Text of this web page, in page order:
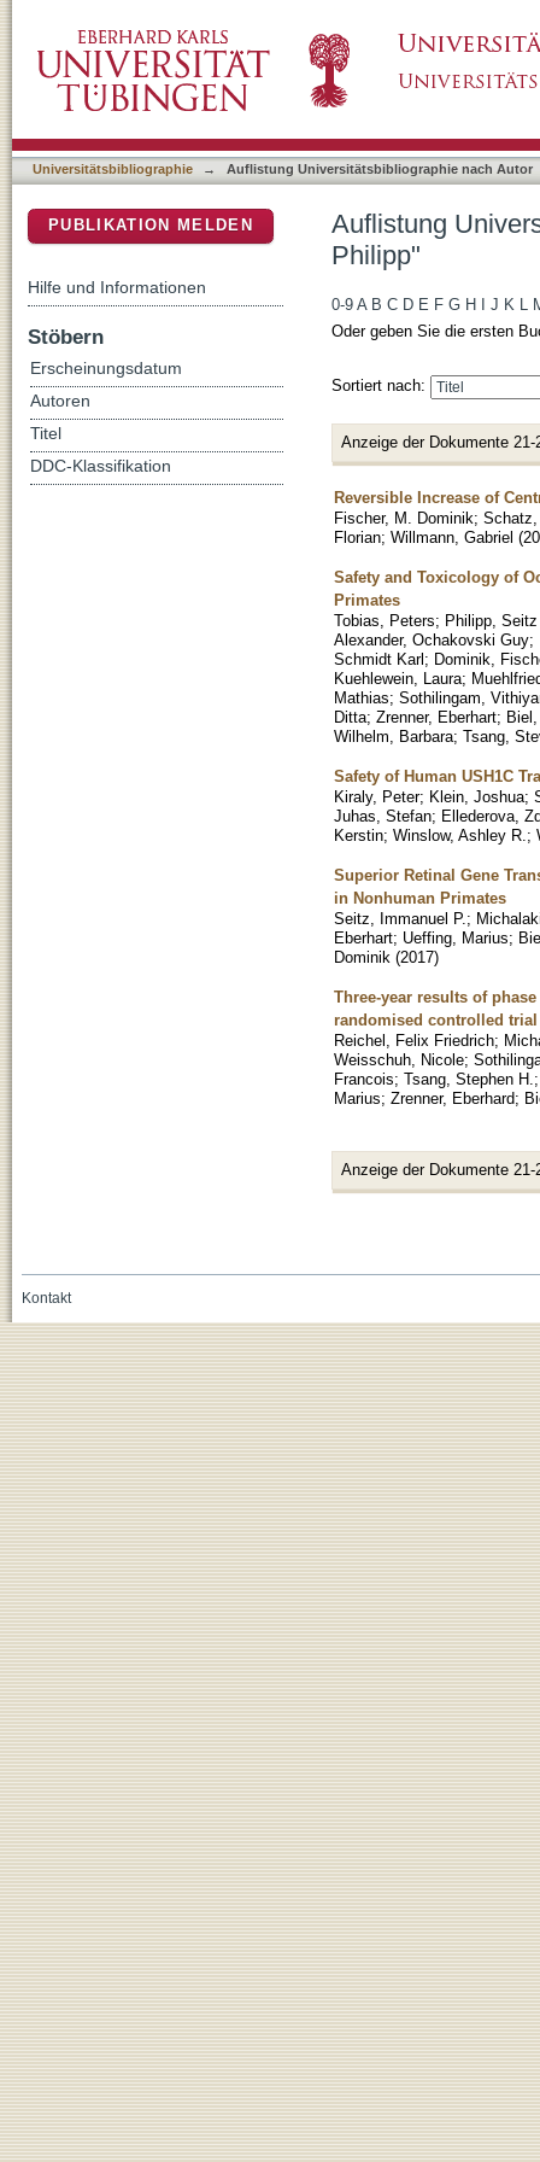
Universitätsbibliographie → Auflistung Universitätsbibliographie nach Autor
Auflistung
Philipp"
0-9 A B C D E F G H J K L
Oder geben Sie die ersten
Sortiert nach:
Anzeige der Dokumente 21-
Reversible Increase of
Fischer, M. Dominik; Schatz,
Florian; Willmann, Gabriel (
Safety and Toxicology of
Primates
Tobias, Peters; Philipp,
Alexander, Ochakovski Guy;
Schmidt Karl; Dominik,
Kuehlewein, Laura;
Mathias; Sothilingam,
Ditta; Zrenner, Eberhart;
Wilhelm, Barbara; Tsang,
Safety of Human USH1C
Kiraly, Peter; Klein, Joshua;
Juhas, Stefan; Ellederova,
Kerstin; Winslow, Ashley R. ;
Superior Retinal Gene
in Nonhuman Primates
Seitz, Immanuel P. ;
Eberhart; Ueffing, Marius;
Dominik (2017)
Three-year results of
randomised controlled trial
Reichel, Felix Friedrich;
Weisschuh, Nicole;
Francois; Tsang, Stephen H.
Marius; Zrenner, Eberhard;
Anzeige der Dokumente 21-
PUBLIKATION MELDEN
Hilfe und Informationen
Stöbern
Erscheinungsdatum
Autoren
Titel
DDC-Klassifikation
Kontakt